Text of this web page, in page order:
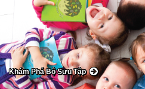
Khám Phá Bộ Sưu Tập